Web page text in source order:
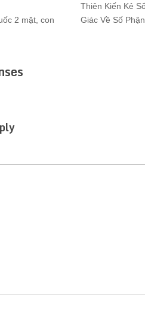
2 mặt, con
Thiên Kiến Kẻ
Giác Về Số Phận.